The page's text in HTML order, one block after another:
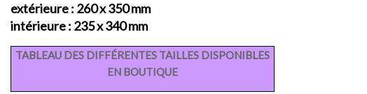
extérieure : 260 x 350 mm
intérieure : 235 x 340 mm
TABLEAU DES DIFFÉRENTES TAILLES DISPONIBLES
EN BOUTIQUE